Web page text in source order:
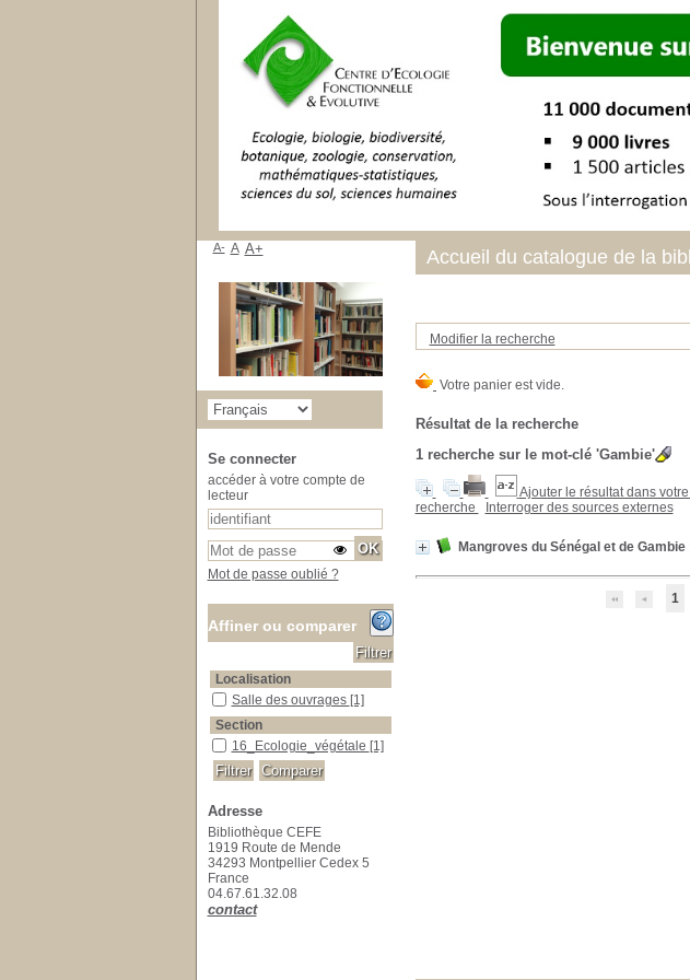
Modifier la recherche
Résultat de la recherche
1recherche sur le mot-clé 'Gambie'
Ajouter le résultat dans
recherche
Interroger des sources externes
Mangroves du Sénégal et de
1
Accueil du catalogue de la
A- A A+
Se connecter
accéder à votre compte de
lecteur
Mot de passe oublié ?
Affiner ou comparer
Localisation
Salle des ouvrages
Salle des ouvrages [1]
Section
16_Ecologie_végétale
16_Ecologie_végétale [1]
Adresse
Bibliothèque CEFE
1919 Route de Mende
34293 Montpellier Cedex 5
France
04.67.61.32.08
contact